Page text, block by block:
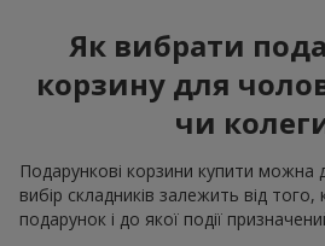
Як вибрати
корзину для
чи
Подарункові корзини купити можна
вибір складників залежить від
подарунок і до якої події